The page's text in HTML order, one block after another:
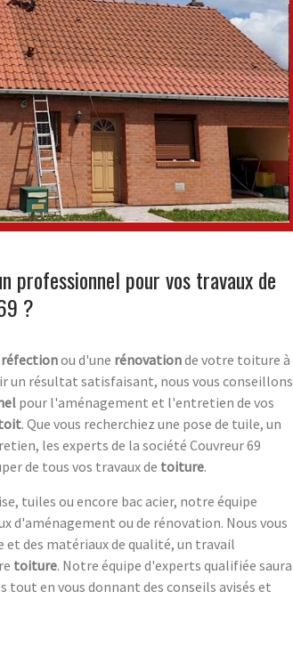
professionnel pour vos travaux de
?
réfectionou d'une rénovationde votre toiture à
un résultat satisfaisant, nous vous conseillons
pour l'aménagement et l'entretien de vos
. Que vous recherchiez une pose de tuile, un
les experts de la société Couvreur 69
de tous vos travaux de toiture.
tuiles ou encore bac acier, notre équipe
d'aménagement ou de rénovation. Nous vous
et des matériaux de qualité, un travail
toiture. Notre équipe d'experts qualifiée saura
en vous donnant des conseils avisés et